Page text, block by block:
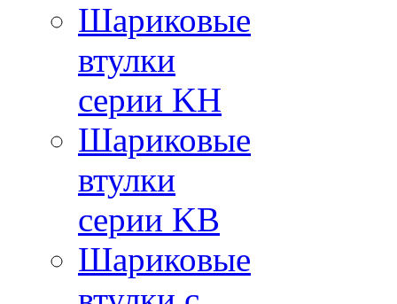
Шариковые
втулки
серии KH
Шариковые
втулки
серии KB
Шариковые